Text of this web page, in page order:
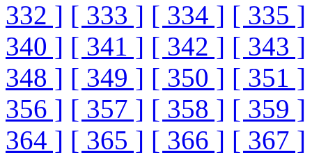
332 ] [ 333 ] [ 334 ] [ 335 ]
340 ] [ 341 ] [ 342 ] [ 343 ]
348 ] [ 349 ] [ 350 ] [ 351 ]
356 ] [ 357 ] [ 358 ] [ 359 ]
364 ] [ 365 ] [ 366 ] [ 367 ]